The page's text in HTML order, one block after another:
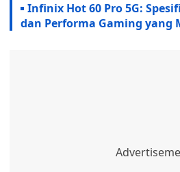
Infinix Hot 60 Pro 5G:
dan Performa Gaming yang